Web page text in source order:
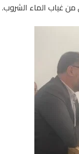
من غياب الماء الشروب.